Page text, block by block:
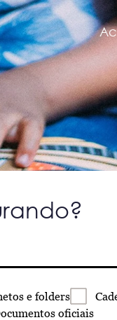
e folders
oficiais